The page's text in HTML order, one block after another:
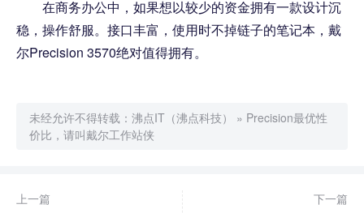
在商务办公中，如果想以较少的资金拥有一款设计沉
稳，操作舒服。接口丰富，使用时不掉链子的笔记本，戴
尔Precision 3570绝对值得拥有。
未经允许不得转载： 沸点IT（沸点科技） » Precision最优性
价比，请叫戴尔工作站侠
上一篇
下一篇